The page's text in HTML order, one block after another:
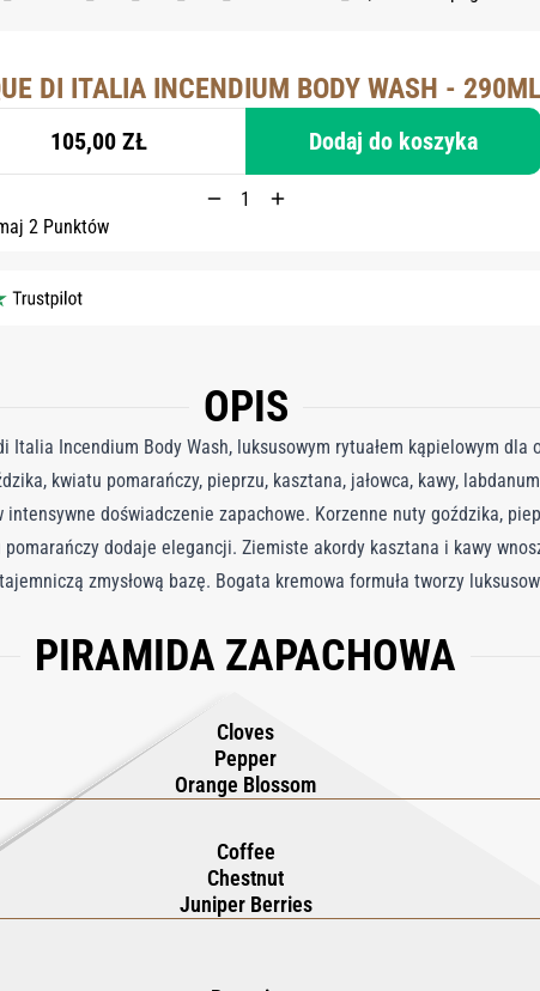
DI ITALIA INCENDIUM BODY WASH - 290ML
105,00 ZŁ Dodaj do koszyka
2 Punktów
OPIS
Italia Incendium Body Wash, luksusowym rytuałem kąpielowym dla
kwiatu pomarańczy, pieprzu, kasztana, jałowca, kawy,
doświadczenie zapachowe. Korzenne nuty goździka,
dodaje elegancji. Ziemiste akordy kasztana i kawy
zmysłową bazę. Bogata kremowa formuła tworzy
subtelnie pachnącą bez uczucia wysuszenia. Podnieś codzienny
kwiatów i drewna.
PIRAMIDA ZAPACHOWA
Cloves
Pepper
Orange Blossom
Coffee
Chestnut
Juniper Berries